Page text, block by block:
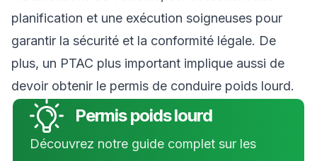
planification et une exécution soigneuses pour
garantir la sécurité et la conformité légale. De
plus, un PTAC plus important implique aussi de
devoir obtenir le permis de conduire poids lourd.
Permis poids lourd
Découvrez notre guide complet sur les